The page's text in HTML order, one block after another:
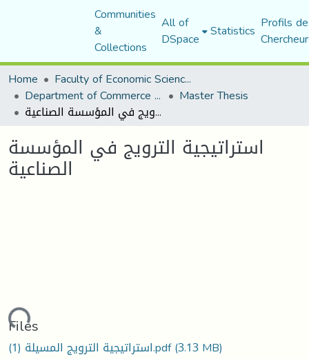
Communities
&
Collections
All of
DSpace Statistics Profils
Home
Faculty of Economic Sciences, Commerce and Management Sciences
Department of Commerce Science Master Thesis
استراتيجية الترويج في المؤسسة الصناعية
استراتيجية الترويج في المؤسسة
الصناعية
Files
استراتيجية الترويج المسيلة (1).pdf(3.13 MB)